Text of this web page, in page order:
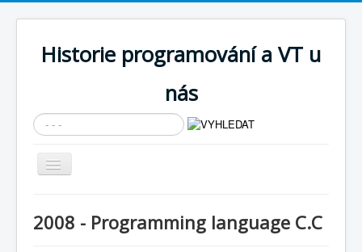
Historie programování a VT u
nás
Vyhledávání...
Přepnout
navigaci
Cíle expozice
2008 - Programming language C.C